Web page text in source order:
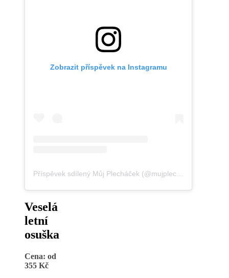
Zobrazit příspěvek na Instagramu
Příspěvek sdílený Můj Plecháček (@mujplechacek)
Veselá
letní
osuška
Cena: od
355 Kč